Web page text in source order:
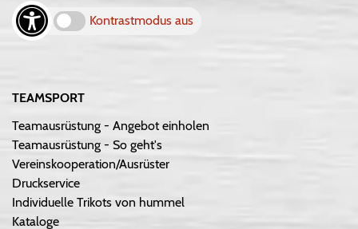
Kontrastmodus aus
TEAMSPORT
Teamausrüstung - Angebot einholen
Teamausrüstung - So geht's
Vereinskooperation/Ausrüster
Druckservice
Individuelle Trikots von hummel
Kataloge